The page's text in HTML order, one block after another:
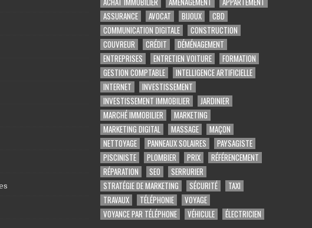
ASSURANCE
AVOCAT BIJOUX
CBD
COMMUNICATION DIGITALE
CONSTRUCTION
COUVREUR
CRÉDIT
DÉMÉNAGEMENT
ENTREPRISES
ENTRETIEN VOITURE
FORMATION
GESTION COMPTABLE
INTELLIGENCE ARTIFICIELLE
INTERNET
INVESTISSEMENT
INVESTISSEMENT IMMOBILIER
JARDINIER
MARCHÉ IMMOBILIER
MARKETING
MARKETING DIGITAL
MASSAGE
MAÇON
NETTOYAGE
PANNEAUX SOLAIRES
PAYSAGISTE
PISCINISTE
PLOMBIER PRIX
RÉFÉRENCEMENT
RÉPARATION
SEO
SERRURIER
STRATÉGIE DE MARKETING
SÉCURITÉ
TAXI
TRAVAUX
TÉLÉPHONIE
VOYAGE
VOYANCE PAR TÉLÉPHONE
VÉHICULE ÉLECTRICIEN